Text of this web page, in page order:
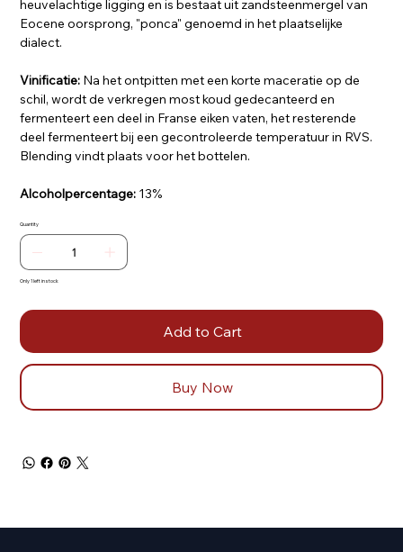
heuvelachtige ligging en is bestaat uit zandsteenmergel van
Eocene oorsprong, "ponca" genoemd in het plaatselijke
dialect.
Vinificatie: Na het ontpitten met een korte maceratie op de
schil, wordt de verkregen most koud gedecanteerd en
fermenteert een deel in Franse eiken vaten, het resterende
deel fermenteert bij een gecontroleerde temperatuur in RVS.
Blending vindt plaats voor het bottelen.
Alcoholpercentage: 13%
Quantity
Only 1 left in stock
Add to Cart
Buy Now